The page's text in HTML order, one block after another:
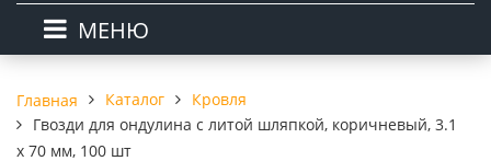
МЕНЮ
Главная Каталог
Кровля
Гвозди для ондулина с литой шляпкой, коричневый, 3.1
х 70 мм, 100 шт